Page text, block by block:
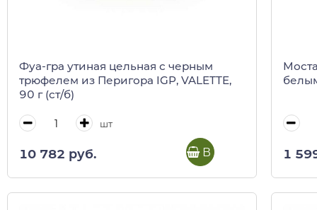
Фуа-гра утиная цельная с черным
трюфелем из Перигора IGP, VALETTE,
90 г (ст/б)
шт
10 782 руб. В корзину 1